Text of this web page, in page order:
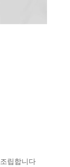
립합니다